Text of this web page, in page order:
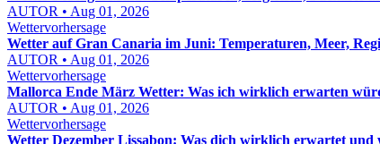
AUTOR • Aug 01, 2026
Wettervorhersage
Wetter auf Gran Canaria im Juni: Temperaturen, Meer,
AUTOR • Aug 01, 2026
Wettervorhersage
Mallorca Ende März Wetter: Was ich wirklich erwarten
AUTOR • Aug 01, 2026
Wettervorhersage
Wetter Dezember Lissabon: Was dich wirklich erwartet